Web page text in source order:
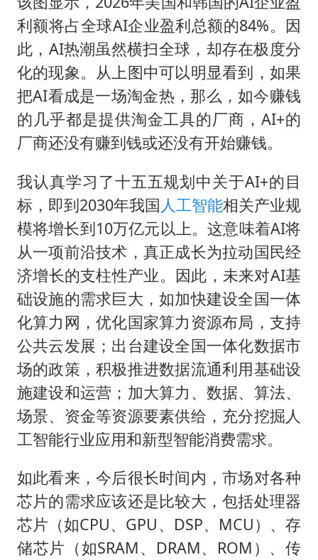
利额将占全球AI企业盈利总额的84%。因
此，AI热潮虽然横扫全球，却存在极度分
化的现象。从上图中可以明显看到，如果
把AI看成是一场淘金热，那么，如今赚钱
的几乎都是提供淘金工具的厂商，AI+的
厂商还没有赚到钱或还没有开始赚钱。
我认真学习了十五五规划中关于AI+的目
标，即到2030年我国 人工智能相关产业规
模将增长到10万亿元以上。这意味着AI将
从一项前沿技术，真正成长为拉动国民经
济增长的支柱性产业。因此，未来对AI基
础设施的需求巨大，如加快建设全国一体
化算力网，优化国家算力资源布局，支持
公共云发展；出台建设全国一体化数据市
场的政策，积极推进数据流通利用基础设
施建设和运营；加大算力、数据、算法、
场景、资金等资源要素供给，充分挖掘人
工智能行业应用和新型智能消费需求。
如此看来，今后很长时间内，市场对各种
芯片的需求应该还是比较大，包括处理器
芯片（如CPU、GPU、DSP、MCU）、存
储芯片（如SRAM、DRAM、ROM）、传